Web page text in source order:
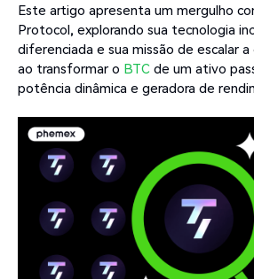
Este artigo apresenta um mergulho
Protocol, explorando sua tecnologia
diferenciada e sua missão de escalar
ao transformar o BTC de um ativo
potência dinâmica e geradora de